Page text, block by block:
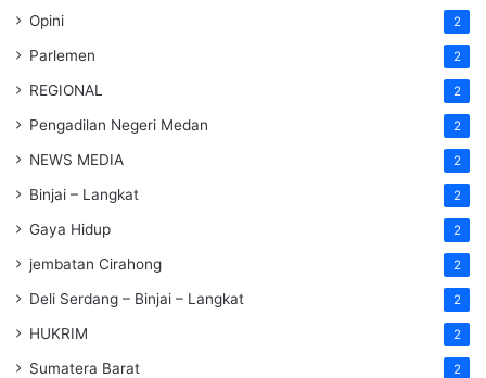
Opini 2
Parlemen 2
REGIONAL 2
Pengadilan Negeri Medan 2
NEWS MEDIA 2
Binjai – Langkat 2
Gaya Hidup 2
jembatan Cirahong 2
Deli Serdang – Binjai – Langkat 2
HUKRIM 2
Sumatera Barat 2